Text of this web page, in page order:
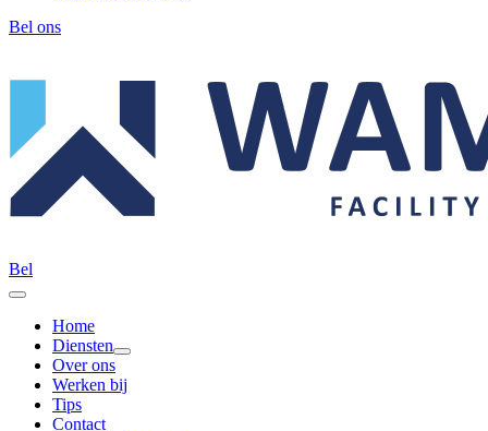
Bel ons
Bel
Home
Diensten
Over ons
Werken bij
Tips
Contact